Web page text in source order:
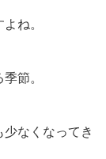
ね。
節。
なくなってき